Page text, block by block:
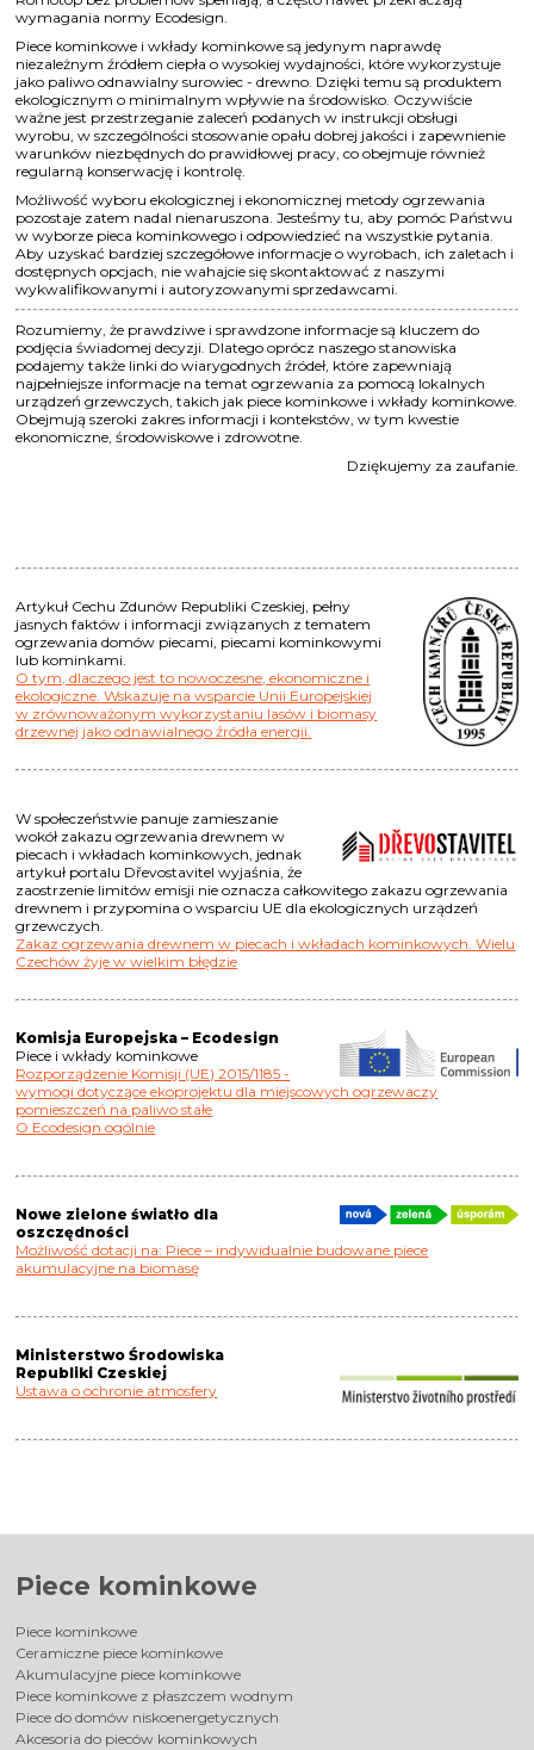
wymagania normy Ecodesign.
Piece kominkowe i wkłady kominkowe są jedynym naprawdę
niezależnym źródłem ciepła o wysokiej wydajności, które wykorzystuje
jako paliwo odnawialny surowiec - drewno. Dzięki temu są produktem
ekologicznym o minimalnym wpływie na środowisko. Oczywiście
ważne jest przestrzeganie zaleceń podanych w instrukcji obsługi
wyrobu, w szczególności stosowanie opału dobrej jakości i zapewnienie
warunków niezbędnych do prawidłowej pracy, co obejmuje również
regularną konserwację i kontrolę.
Możliwość wyboru ekologicznej i ekonomicznej metody ogrzewania
pozostaje zatem nadal nienaruszona. Jesteśmy tu, aby pomóc Państwu
w wyborze pieca kominkowego i odpowiedzieć na wszystkie pytania.
Aby uzyskać bardziej szczegółowe informacje o wyrobach, ich zaletach i
dostępnych opcjach, nie wahajcie się skontaktować z naszymi
wykwalifikowanymi i autoryzowanymi sprzedawcami.
Rozumiemy, że prawdziwe i sprawdzone informacje są kluczem do
podjęcia świadomej decyzji. Dlatego oprócz naszego stanowiska
podajemy także linki do wiarygodnych źródeł, które zapewniają
najpełniejsze informacje na temat ogrzewania za pomocą lokalnych
urządzeń grzewczych, takich jak piece kominkowe i wkłady kominkowe.
Obejmują szeroki zakres informacji i kontekstów, w tym kwestie
ekonomiczne, środowiskowe i zdrowotne.
Dziękujemy za zaufanie.
Artykuł Cechu Zdunów Republiki Czeskiej, pełny
jasnych faktów i informacji związanych z tematem
ogrzewania domów piecami, piecami kominkowymi
lub kominkami.
O tym, dlaczego jest to nowoczesne, ekonomiczne i
ekologiczne. Wskazuje na wsparcie Unii Europejskiej
w zrównoważonym wykorzystaniu lasów i biomasy
drzewnej jako odnawialnego źródła energii.
W społeczeństwie panuje zamieszanie
wokół zakazu ogrzewania drewnem w
piecach i wkładach kominkowych, jednak
artykuł portalu Dřevostavitel wyjaśnia, że
zaostrzenie limitów emisji nie oznacza całkowitego zakazu ogrzewania
drewnem i przypomina o wsparciu UE dla ekologicznych urządzeń
grzewczych.
Zakaz ogrzewania drewnem w piecach i wkładach kominkowych. Wielu
Czechów żyje w wielkim błędzie
Komisja Europejska – Ecodesign
Piece i wkłady kominkowe
Rozporządzenie Komisji (UE) 2015/1185 -
wymogi dotyczące ekoprojektu dla miejscowych ogrzewaczy
pomieszczeń na paliwo stałe
O Ecodesign ogólnie
Nowe zielone światło dla
oszczędności
Możliwość dotacji na: Piece – indywidualnie budowane piece
akumulacyjne na biomasę
Ministerstwo Środowiska
Republiki Czeskiej
Ustawa o ochronie atmosfery
Piece kominkowe
Piece kominkowe
Ceramiczne piece kominkowe
Akumulacyjne piece kominkowe
Piece kominkowe z płaszczem wodnym
Piece do domów niskoenergetycznych
Akcesoria do pieców kominkowych